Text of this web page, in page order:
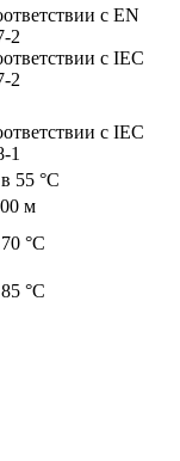
с EN
2
с IEC
2
с IEC
1
55 °C
м
°C
°C